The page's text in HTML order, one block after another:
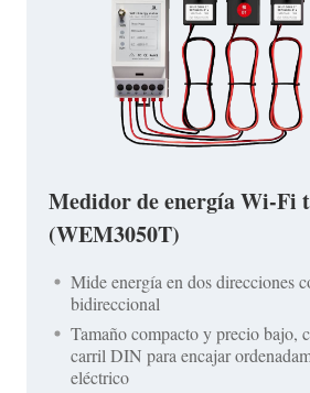
Medidor de energía Wi-Fi
(WEM3050T)
Mide energía en dos direcciones
bidireccional
Tamaño compacto y precio bajo,
carril DIN para encajar
eléctrico